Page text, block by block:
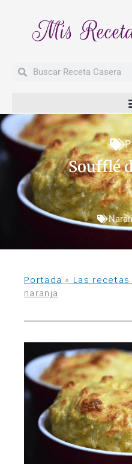
Mis
BuscarBuscar
Soufflé
Portada » Las
naranja